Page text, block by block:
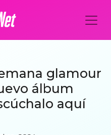
glamour
álbum
aquí